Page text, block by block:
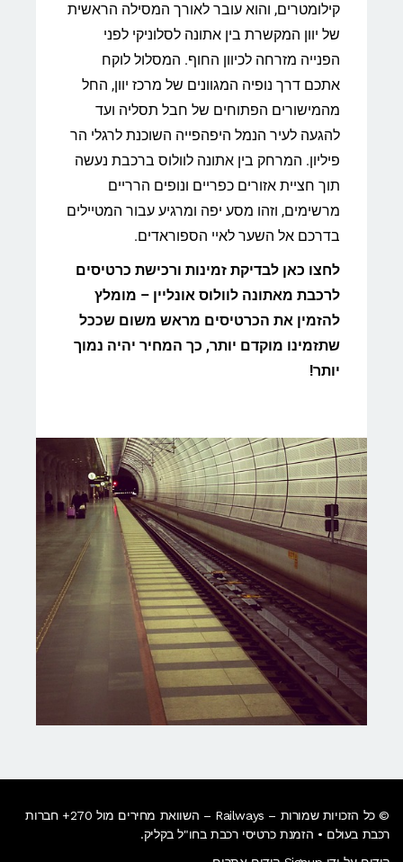
קילומטרים, והוא עובר לאורך המסילה הראשית
של יוון המקשרת בין אתונה לסלוניקי לפני
הפנייה מזרחה לכיוון החוף. המסלול לוקח
אתכם דרך נופיה המגוונים של מרכז יוון, החל
מהמישורים הפתוחים של חבל תסליה ועד
להגעה לעיר הנמל היפהפייה השוכנת לרגלי הר
פיליון. המרחק בין אתונה לוולוס ברכבת נעשה
תוך חציית אזורים כפריים ונופים הרריים
מרשימים, וזהו מסע יפה ומרגיע עבור המטיילים
בדרכם אל השער לאיי הספוראדים.
לחצו כאן לבדיקת זמינות ורכישת כרטיסים
לרכבת מאתונה לוולוס אונליין – מומלץ
להזמין את הכרטיסים מראש משום שככל
שתזמינו מוקדם יותר, כך המחיר יהיה נמוך
יותר!
© כל הזכויות שמורות – Railways – השוואת מחירים מול 270+ חברות
רכבת בעולם • הזמנת כרטיסי רכבת בחו"ל בקליק​.